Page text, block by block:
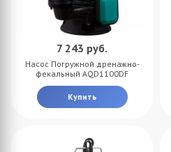
7 243 руб.
Насос Погружной дренажно-
фекальный AQD1100DF
Купить